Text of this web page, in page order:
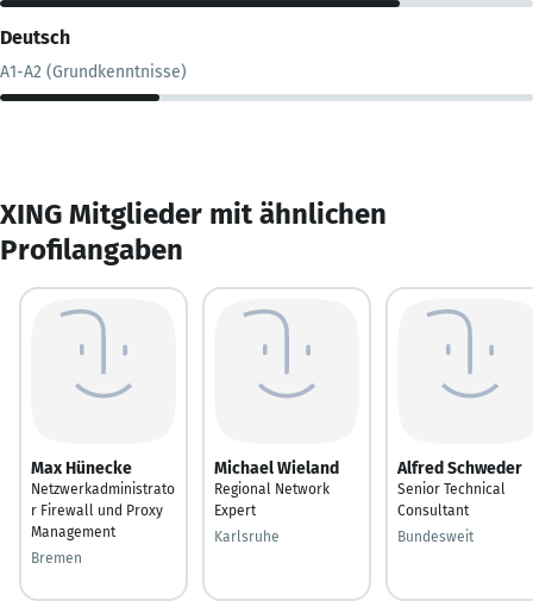
Deutsch
A1-A2 (Grundkenntnisse)
XING Mitglieder mit ähnlichen
Profilangaben
Max Hünecke
Netzwerkadministrato
r Firewall und Proxy
Management
Bremen
Michael Wieland
Regional Network
Expert
Karlsruhe
Alfred Schweder
Senior Technical
Consultant
Bundesweit